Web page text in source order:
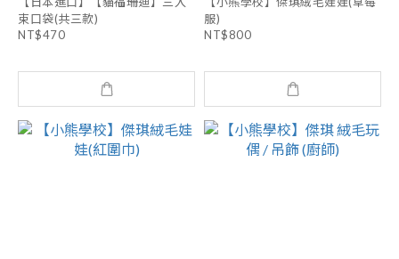
束口袋(共三款)
NT$470
服)
NT$800